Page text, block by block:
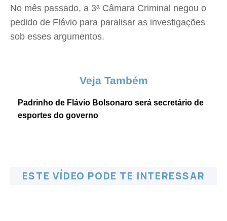
No mês passado, a 3ª Câmara Criminal negou o
pedido de Flávio para paralisar as investigações
sob esses argumentos.
Veja Também
Padrinho de Flávio Bolsonaro será secretário de
esportes do governo
ESTE VÍDEO PODE TE INTERESSAR